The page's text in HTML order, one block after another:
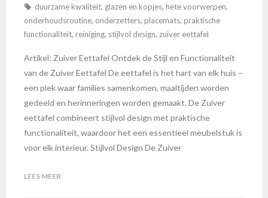
duurzame kwaliteit, glazen en kopjes, hete voorwerpen,
onderhoudsroutine, onderzetters, placemats, praktische
functionaliteit, reiniging, stijlvol design, zuiver eettafel
Artikel: Zuiver Eettafel Ontdek de Stijl en Functionaliteit
van de Zuiver Eettafel De eettafel is het hart van elk huis –
een plek waar families samenkomen, maaltijden worden
gedeeld en herinneringen worden gemaakt. De Zuiver
eettafel combineert stijlvol design met praktische
functionaliteit, waardoor het een essentieel meubelstuk is
voor elk interieur. Stijlvol Design De Zuiver
LEES MEER